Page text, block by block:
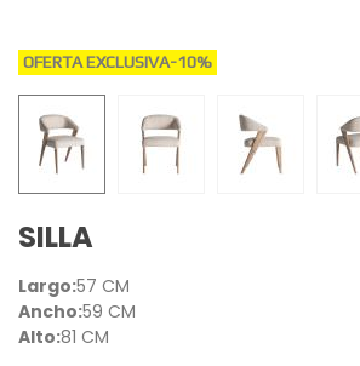
OFERTA EXCLUSIVA-10%
SILLA
Largo:57 CM
Ancho:59 CM
Alto:81 CM